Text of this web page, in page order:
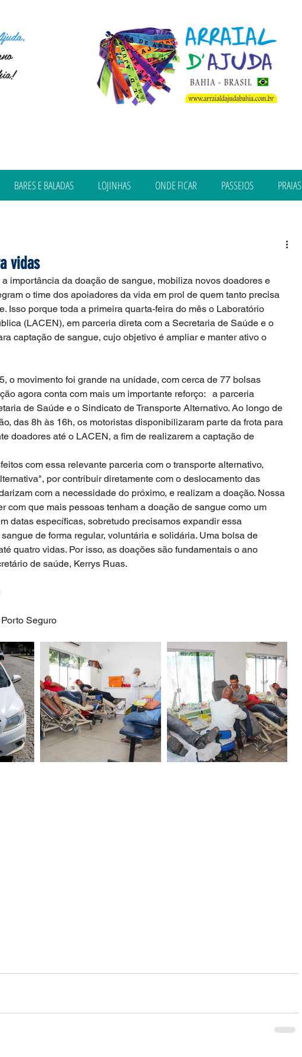
BARES E BALADAS LOJINHAS ONDE FICAR PASSEIOS PRAIAS
vidas
importância da doação de sangue, mobiliza novos doadores e
o time dos apoiadores da vida em prol de quem tanto precisa
Isso porque toda a primeira quarta-feira do mês o Laboratório
(LACEN), em parceria direta com a Secretaria de Saúde e o
captação de sangue, cujo objetivo é ampliar e manter ativo o
o movimento foi grande na unidade, com cerca de 77 bolsas
agora conta com mais um importante reforço:   a parceria
de Saúde e o Sindicato de Transporte Alternativo. Ao longo de
das 8h às 16h, os motoristas disponibilizaram parte da frota para
doadores até o LACEN, a fim de realizarem a captação de
com essa relevante parceria com o transporte alternativo,
por contribuir diretamente com o deslocamento das
com a necessidade do próximo, e realizam a doação. Nossa
com que mais pessoas tenham a doação de sangue como um
datas específicas, sobretudo precisamos expandir essa
de forma regular, voluntária e solidária. Uma bolsa de
quatro vidas. Por isso, as doações são fundamentais o ano
de saúde, Kerrys Ruas.
Seguro